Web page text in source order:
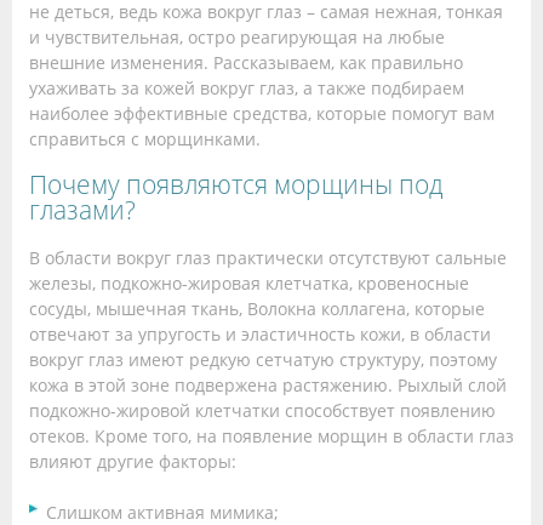
не деться, ведь кожа вокруг глаз – самая нежная, тонкая
и чувствительная, остро реагирующая на любые
внешние изменения. Рассказываем, как правильно
ухаживать за кожей вокруг глаз, а также подбираем
наиболее эффективные средства, которые помогут вам
справиться с морщинками.
Почему появляются морщины под
глазами?
В области вокруг глаз практически отсутствуют сальные
железы, подкожно-жировая клетчатка, кровеносные
сосуды, мышечная ткань, Волокна коллагена, которые
отвечают за упругость и эластичность кожи, в области
вокруг глаз имеют редкую сетчатую структуру, поэтому
кожа в этой зоне подвержена растяжению. Рыхлый слой
подкожно-жировой клетчатки способствует появлению
отеков. Кроме того, на появление морщин в области глаз
влияют другие факторы:
Слишком активная мимика;